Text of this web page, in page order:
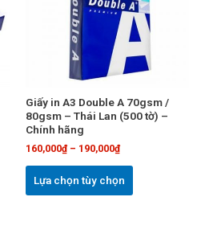
Giấy in A3 Double A 70gsm /
80gsm – Thái Lan (500 tờ) –
Chính hãng
160,000₫– 190,000₫
Lựa chọn tùy chọn
biến
thể.
Các
tùy
có
trang